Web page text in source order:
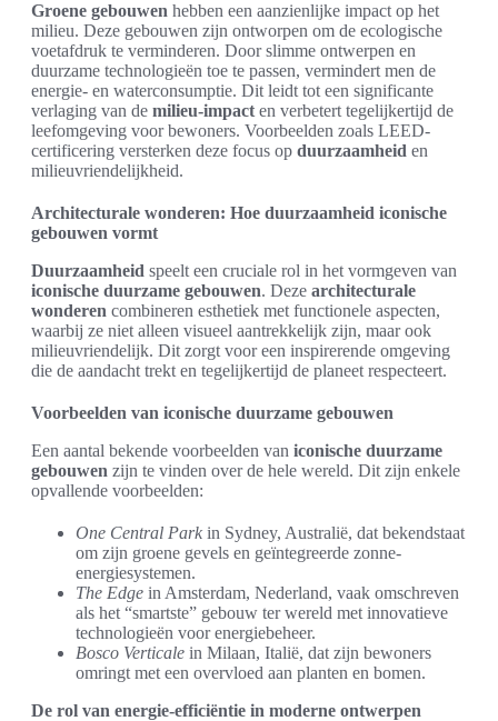
Groene gebouwen hebben een aanzienlijke impact op het
milieu. Deze gebouwen zijn ontworpen om de ecologische
voetafdruk te verminderen. Door slimme ontwerpen en
duurzame technologieën toe te passen, vermindert men de
energie- en waterconsumptie. Dit leidt tot een significante
verlaging van de milieu-impact en verbetert tegelijkertijd de
leefomgeving voor bewoners. Voorbeelden zoals LEED-
certificering versterken deze focus op duurzaamheid en
milieuvriendelijkheid.
Architecturale wonderen: Hoe duurzaamheid iconische
gebouwen vormt
Duurzaamheid speelt een cruciale rol in het vormgeven van
iconische duurzame gebouwen. Deze architecturale
wonderen combineren esthetiek met functionele aspecten,
waarbij ze niet alleen visueel aantrekkelijk zijn, maar ook
milieuvriendelijk. Dit zorgt voor een inspirerende omgeving
die de aandacht trekt en tegelijkertijd de planeet respecteert.
Voorbeelden van iconische duurzame gebouwen
Een aantal bekende voorbeelden van iconische duurzame
gebouwen zijn te vinden over de hele wereld. Dit zijn enkele
opvallende voorbeelden:
One Central Park in Sydney, Australië, dat bekendstaat
om zijn groene gevels en geïntegreerde zonne-
energiesystemen.
The Edge in Amsterdam, Nederland, vaak omschreven
als het “smartste” gebouw ter wereld met innovatieve
technologieën voor energiebeheer.
Bosco Verticale in Milaan, Italië, dat zijn bewoners
omringt met een overvloed aan planten en bomen.
De rol van energie-efficiëntie in moderne ontwerpen